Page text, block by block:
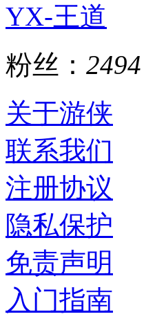
YX-王道
粉丝： 2494
关于游侠
联系我们
注册协议
隐私保护
免责声明
入门指南